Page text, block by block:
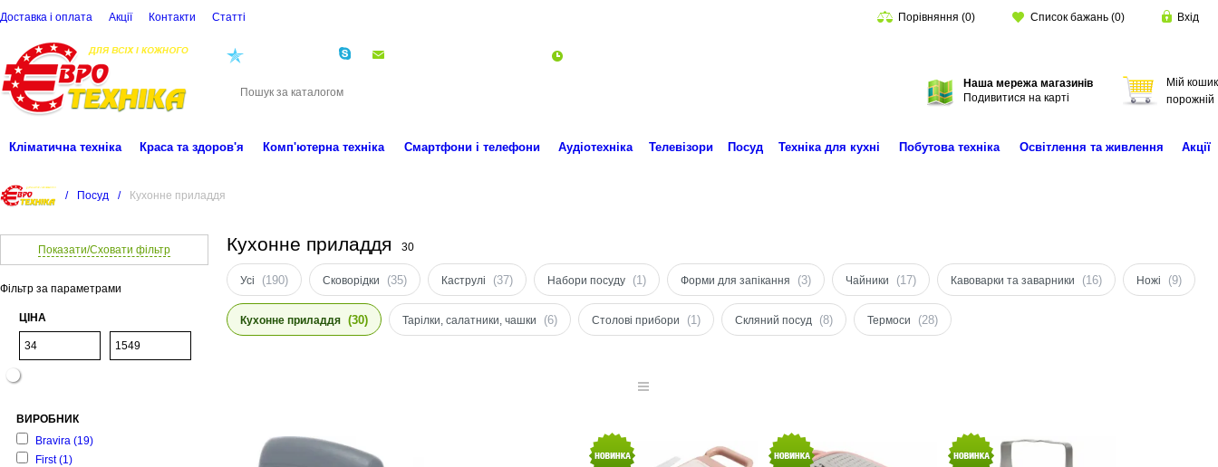
Доставка і оплата Акції Контакти Статті Порівняння (0) Список бажань (0) Вхід
Наша мережа магазинів
Подивитися на карті
Мій кошик
порожній
Кліматична техніка Краса та здоров'я Комп'ютерна техніка Смартфони і телефони Аудіотехніка Телевізори Посуд Техніка для кухні Побутова техніка Освітлення та живлення Акції
/ Посуд / Кухонне приладдя
Показати/Сховати фільтр
Фільтр за параметрами
ЦІНА
ВИРОБНИК
Bravira (19)
First (1)
Кухонне приладдя 30
Усі (190) Сковорідки (35) Каструлі (37) Набори посуду (1) Форми для запікання (3) Чайники (17) Кавоварки та заварники (16) Ножі (9)
Кухонне приладдя (30) Тарілки, салатники, чашки (6) Столові прибори (1) Скляний посуд (8) Термоси (28)